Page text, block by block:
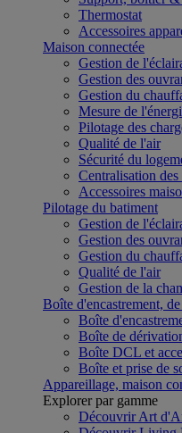
Thermostat
Accessoires
Maison connectée
Gestion de
Gestion des
Gestion du
Mesure de
Pilotage des
Qualité de l'air
Sécurité du
Centralisation des
Accessoires
Pilotage du batiment
Gestion de
Gestion des
Gestion du
Qualité de l'air
Gestion de la
Boîte d'encastrement,
Boîte
Boîte de
Boîte DCL et
Boîte et prise de
Appareillage, maison
Explorer par gamme
Découvrir Art